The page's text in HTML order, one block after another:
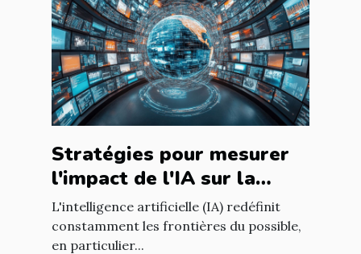
Stratégies pour mesurer
l'impact de l'IA sur la
qualité du contenu en
ligne
L'intelligence artificielle (IA) redéfinit
constamment les frontières du possible,
en particulier...